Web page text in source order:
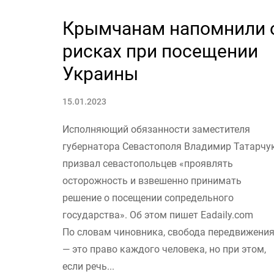
Крымчанам напомнили
рисках при посещении
Украины
15.01.2023
Исполняющий обязанности заместителя
губернатора Севастополя Владимир
призвал севастопольцев «проявлять
осторожность и взвешенно принимать
решение о посещении сопредельного
государства». Об этом пишет Eadaily.com
По словам чиновника, свобода передвижения
— это право каждого человека, но при этом,
если речь...